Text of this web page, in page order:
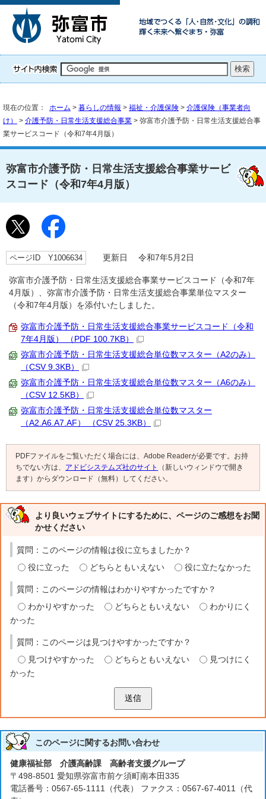
現在の位置： ホーム > 暮らしの情報 > 福祉・介護保険 > 介護保険（事業者向
け）
> 介護予防・日常生活支援総合事業 > 弥富市介護予防・日常生活支援総合事
業サービスコード（令和7年4月版）
弥富市介護予防・日常生活支援総合事業サービ
スコード（令和7年4月版）
ページID Y1006634 更新日 令和7年5月2日
弥富市介護予防・日常生活支援総合事業サービスコード（令和7年
4月版）、弥富市介護予防・日常生活支援総合事業単位マスター
（令和7年4月版）を添付いたしました。
弥富市介護予防・日常生活支援総合事業サービスコード（令和
7年4月版） （PDF 100.7KB）
弥富市介護予防・日常生活支援総合単位数マスター（A2のみ）
（CSV 9.3KB）
弥富市介護予防・日常生活支援総合単位数マスター（A6のみ）
（CSV 12.5KB）
弥富市介護予防・日常生活支援総合単位数マスター
（A2.A6.A7.AF） （CSV 25.3KB）
PDFファイルをご覧いただく場合には、Adobe Readerが必要です。お持
ちでない方は、 アドビシステムズ社のサイト
（新しいウィンドウで開き
ます）からダウンロード（無料）してください。
より良いウェブサイトにするために、ページのご感想をお聞
かせください
質問：このページの情報は役に立ちましたか？
役に立った
どちらともいえない 役に立たなかった
質問：このページの情報はわかりやすかったですか？
わかりやすかった
どちらともいえない
わかりにく
かった
質問：このページは見つけやすかったですか？
見つけやすかった
どちらともいえない
見つけにく
かった
送信
このページに関するお問い合わせ
健康福祉部 介護高齢課 高齢者支援グループ
〒498-8501 愛知県弥富市前ケ須町南本田335
電話番号：0567-65-1111（代表） ファクス：0567-67-4011（代